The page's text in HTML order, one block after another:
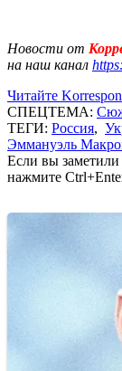
Новости от
на наш канал
Читайте
СПЕЦТЕМА:
ТЕГИ: Россия,
Эммануэль
Если вы
нажмите